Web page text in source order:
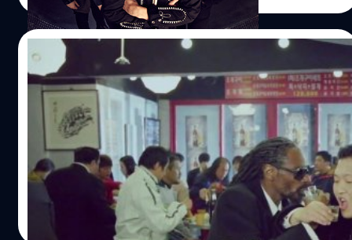
11/06/2014
แฮงค์กันไม่หยุด! กับ Hangover – PSY feat.
Snoop Dogg 3 วัน 33 ล้าน?!
จาก Gangnam style จน Gentle man ตอนนี้มา Hangover ! 3
วัน 33 ล้าน views บน Youtube !
Chanasta Amalasathen | 4440 days ago